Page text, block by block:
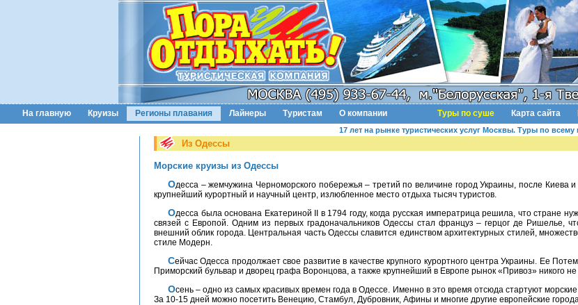
На главную Круизы Регионы плавания Лайнеры Туристам О компании Туры по суше Карта сайта
17 лет на рынке туристических услуг Москвы. Туры по всему
Из Одессы
Морские круизы из Одессы
Одесса – жемчужина Черноморского побережья – третий по величине город Украины, после Киева и Харькова и самый крупный порт Украины,
крупнейший курортный и научный центр, излюбленное место отдыха тысяч туристов.
Одесса была основана Екатериной II в 1794 году, когда русская императрица решила, что стране нужен порт на Черном море для расширения
связей с Европой. Одним из первых градоначальников Одессы стал француз – герцог де Ришелье,
внешний облик города. Центральная часть Одессы славится единством архитектурных стилей,
стиле Модерн.
Сейчас Одесса продолжает свое развитие в качестве крупного курортного центра Украины. Ее Потемкинская лестница и Дерибасовская улица,
Приморский бульвар и дворец графа Воронцова, а также крупнейший в Европе рынок «Привоз» никого
Осень – одно из самых красивых времен года в Одессе. Именно в это время отсюда стартуют морские круизы по восточному Средиземноморью.
За 10-15 дней можно посетить Венецию, Стамбул, Дубровник, Афины и многие другие европейские